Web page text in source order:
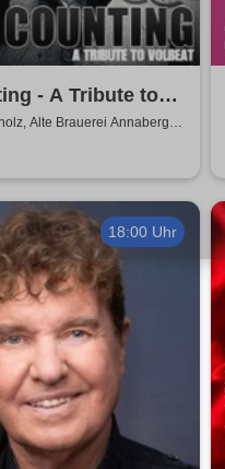
- A Tribute to
Alte Brauerei Annaberg-
18:00 Uhr